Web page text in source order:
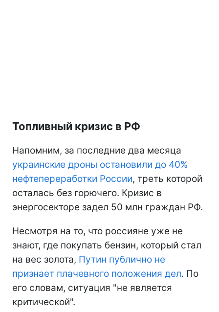
Топливный кризис в РФ
Напомним, за последние два месяца
украинские дроны остановили до 40%
нефтепереработки России, треть которой
осталась без горючего. Кризис в
энергосекторе задел 50 млн граждан РФ.
Несмотря на то, что россияне уже не
знают, где покупать бензин, который стал
на вес золота, Путин публично не
признает плачевного положения дел. По
его словам, ситуация "не является
критической".